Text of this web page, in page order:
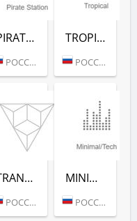
PIRATE STATION (РАДИО РЕКОРД)
РОССИЯ (МОСКВА)
TROPICAL (РАДИО РЕКОРД)
РОССИЯ (МОСКВА)
TRANCE CLASSICS (РАДИО РЕКОРД)
РОССИЯ (МОСКВА)
MINIMAL/TECH (РАДИО РЕКОРД)
РОССИЯ (МОСКВА)